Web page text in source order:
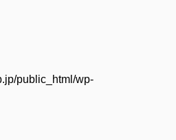
public_html/wp-